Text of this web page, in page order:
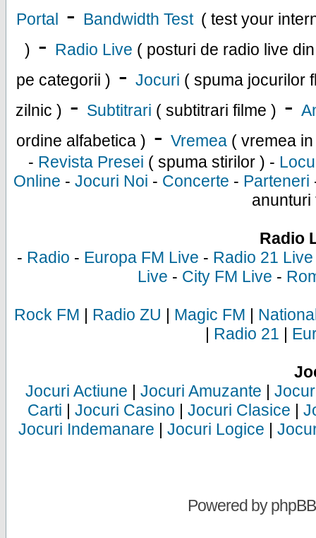
Portal - Bandwidth Test ( test your
) - Radio Live ( posturi de radio live
pe categorii ) - Jocuri ( spuma jocurilor
zilnic ) - Subtitrari ( subtitrari filme ) -
ordine alfabetica ) - Vremea ( vremea
- Revista Presei ( spuma stirilor ) -
Online - Jocuri Noi - Concerte - Parteneri
anunturi
Radio
- Radio - Europa FM Live - Radio 21 Live
Live - City FM Live -
Rock FM | Radio ZU | Magic FM |
| Radio 21 |
Jocuri Actiune | Jocuri Amuzante |
Carti | Jocuri Casino | Jocuri Clasice |
Jocuri Indemanare | Jocuri Logice |
Powered byphpBB